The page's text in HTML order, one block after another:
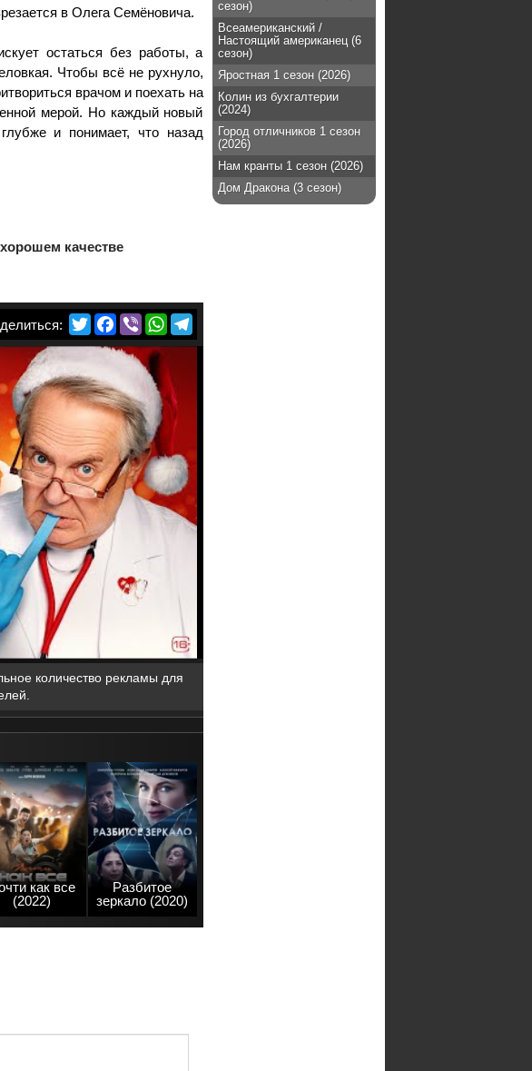
в Олега Семёновича.
остаться без работы, а
Чтобы всё не рухнуло,
врачом и поехать на
мерой. Но каждый новый
и понимает, что назад
качестве
TwitterFacebook
ViberWhatsApp
Telegram
количество рекламы для
как все
(2022)
Разбитое
зеркало (2020)
сезон)
Всеамериканский /
Настоящий американец (6
сезон)
Яростная 1 сезон (2026)
Колин из бухгалтерии
(2024)
Город отличников 1 сезон
(2026)
Нам кранты 1 сезон (2026)
Дом Дракона (3 сезон)